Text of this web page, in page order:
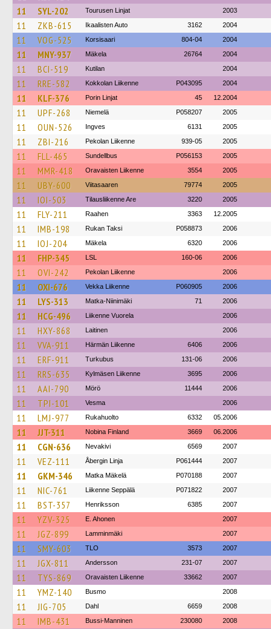
11
SYL-202 Tourusen Linjat 2003
11 ZKB-615 Ikaalisten Auto 3162 2004
11 VOG-525 Korsisaari 804-04 2004
11 MNY-937 Mäkela 26764 2004
11 BCI-519 Kutilan 2004
11 RRE-582 Kokkolan Liikenne P043095 2004
11 KLF-376 Porin Linjat 45 12.2004
11 UPF-268 Niemelä P058207 2005
11 OUN-526 Ingves 6131 2005
11 ZBI-216 Pekolan Liikenne 939-05 2005
11 FLL-465 Sundellbus P056153 2005
11 MMR-418 Oravaisten Liikenne 3554 2005
11 UBY-600 Viitasaaren 79774 2005
11 IOI-503 Tilausliikenne Are 3220 2005
11 FLY-211 Raahen 3363 12.2005
11 IMB-198 Rukan Taksi P058873 2006
11 IOJ-204 Mäkela 6320 2006
11 FHP-345 LSL 160-06 2006
11 OVI-242 Pekolan Liikenne 2006
11 OXI-676 Vekka Liikenne P060905 2006
11 LYS-313 Matka-Niinimäki 71 2006
11 HCG-496 Liikenne Vuorela 2006
11 HXY-868 Laitinen 2006
11 VVA-911 Härmän Liikenne 6406 2006
11 ERF-911 Turkubus 131-06 2006
11 RRS-635 Kylmäsen Liikenne 3695 2006
11 AAI-790 Mörö 11444 2006
11 TPI-101 Vesma 2006
11 LMJ-977 Rukahuolto 6332 05.2006
11 JJT-311 Nobina Finland 3669 06.2006
11 CGN-636 Nevakivi 6569 2007
11 VEZ-111 Åbergin Linja P061444 2007
11 GKM-346 Matka Mäkelä P070188 2007
11 NIC-761 Liikenne Seppälä P071822 2007
11 BST-357 Henriksson 6385 2007
11 YZV-325 E. Ahonen 2007
11 JGZ-899 Lamminmäki 2007
11 SMY-603 TLO 3573 2007
11 JGX-811 Andersson 231-07 2007
11 TYS-869 Oravaisten Liikenne 33662 2007
11 YMZ-140 Busmo 2008
11 JIG-705 Dahl 6659 2008
11 IMB-431 Bussi-Manninen 230080 2008